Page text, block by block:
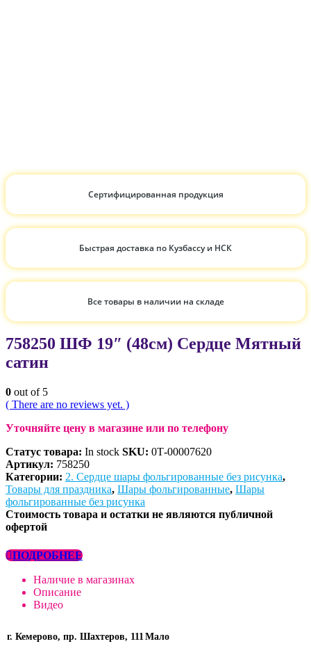
Сертифицированная продукция
Быстрая доставка по Кузбассу и НСК
Все товары в наличии на складе
758250 ШФ 19″ (48см) Сердце Мятный
сатин
0 out of 5
( There are no reviews yet. )
Уточняйте цену в магазине или по телефону
Статус товара: In stock SKU: 0Т-00007620
Артикул: 758250
Категории: 2. Сердце шары фольгированные без рисунка,
Товары для праздника, Шары фольгированные, Шары
фольгированные без рисунка
Стоимость товара и остатки не являются публичной
офертой
ПОДРОБНЕЕ
Наличие в магазинах
Описание
Видео
г. Кемерово, пр. Шахтеров, 111Мало